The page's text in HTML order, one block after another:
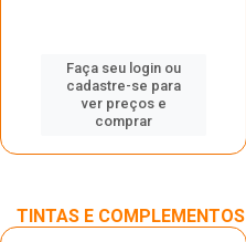
Faça seu login ou
cadastre-se para
ver preços e
comprar
TINTAS E COMPLEMENTOS